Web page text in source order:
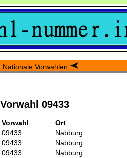
Nationale Vorwahlen
Vorwahl 09433
Vorwahl
Ort
09433
Nabburg
09433
Nabburg
09433
Nabburg